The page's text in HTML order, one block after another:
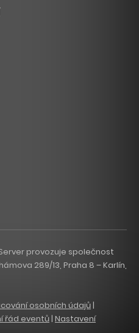
provozuje společnost
289/13, Praha 8 – Karlín,
osobních údajů |
řád eventů | Nastavení